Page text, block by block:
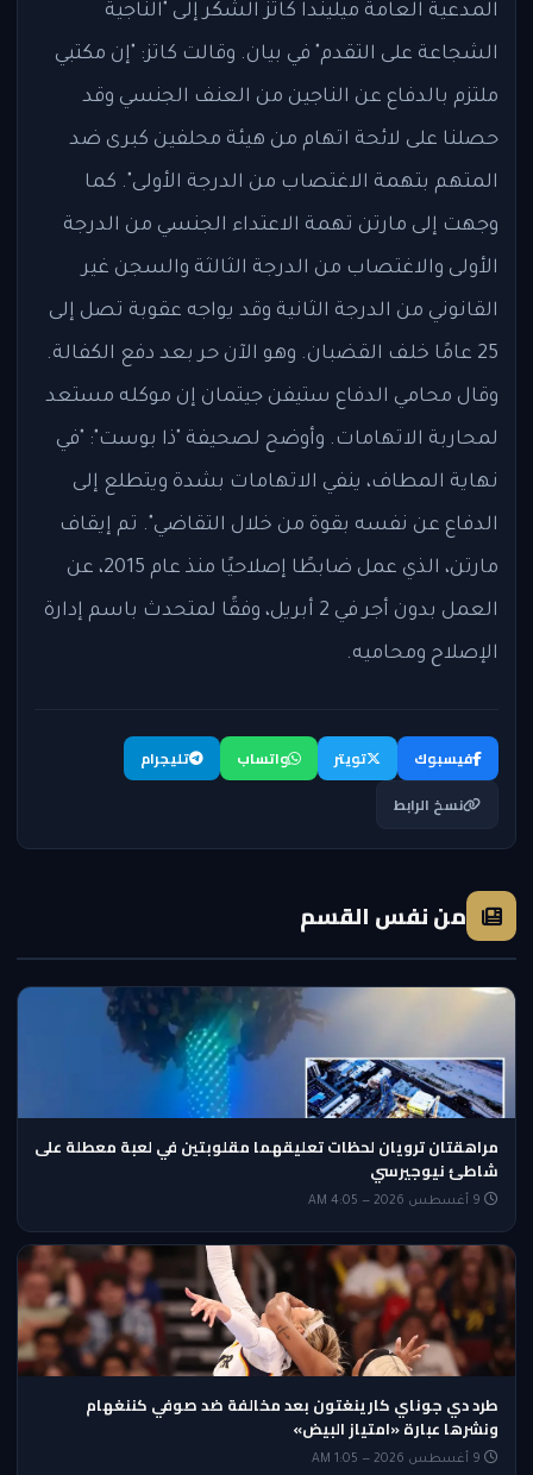
المدعية العامة ميليندا كاتز الشكر إلى "الناجية
الشجاعة على التقدم" في بيان. وقالت كاتز: "إن مكتبي
ملتزم بالدفاع عن الناجين من العنف الجنسي وقد
حصلنا على لائحة اتهام من هيئة محلفين كبرى ضد
المتهم بتهمة الاغتصاب من الدرجة الأولى". كما
وجهت إلى مارتن تهمة الاعتداء الجنسي من الدرجة
الأولى والاغتصاب من الدرجة الثالثة والسجن غير
القانوني من الدرجة الثانية وقد يواجه عقوبة تصل إلى
25 عامًا خلف القضبان. وهو الآن حر بعد دفع الكفالة.
وقال محامي الدفاع ستيفن جيتمان إن موكله مستعد
لمحاربة الاتهامات. وأوضح لصحيفة "ذا بوست": "في
نهاية المطاف، ينفي الاتهامات بشدة ويتطلع إلى
الدفاع عن نفسه بقوة من خلال التقاضي". تم إيقاف
مارتن، الذي عمل ضابطًا إصلاحيًا منذ عام 2015، عن
العمل بدون أجر في 2 أبريل، وفقًا لمتحدث باسم إدارة
الإصلاح ومحاميه.
فيسبوك تويتر واتساب
تليجرام
نسخ الرابط
من نفس القسم
مراهقتان ترويان لحظات تعليقهما مقلوبتين في لعبة معطلة على
شاطئ نيوجيرسي
طرد دي جوناي كارينغتون بعد مخالفة ضد صوفي كننغهام
ونشرها عبارة «امتياز البيض»